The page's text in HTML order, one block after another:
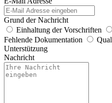
Grund der Nachricht
Einhaltung der Vorschriften
Fehlende Dokumentation
Unterstützung
Nachricht